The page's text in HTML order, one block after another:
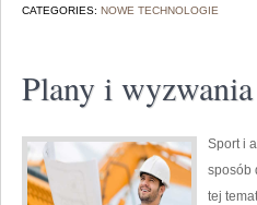
CATEGORIES: NOWE TECHNOLOGIE
Plany i
Sport i
sposób
tej